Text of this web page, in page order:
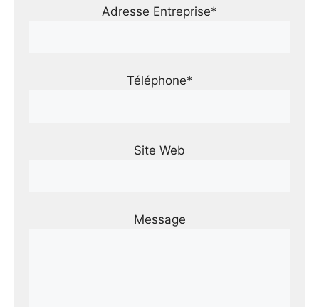
Adresse Entreprise*
Téléphone*
Site Web
Message